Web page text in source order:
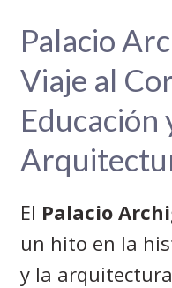
Palacio
Viaje al
Educación
El Palacio
un hito en la
y la arquitectura